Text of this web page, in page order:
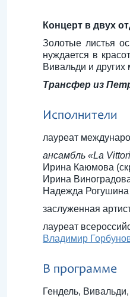
Концерт в двух
Золотые листья
нуждается в
Вивальди и
Трансфер из
Исполнители
лауреат
ансамбль «La
Ирина Каюмова
Ирина
Надежда Рогушина
заслуженная
лауреат
Владимир
В программе
Гендель,